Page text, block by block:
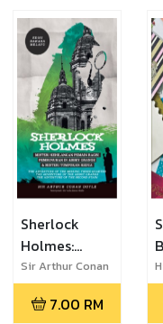
Napoleon,
Tiga Pelajar
yang Disyaki
& Misteri
Kaca Mata
Keema
Sherlock
Holmes:
Misteri
Kehilangan
Pemain
Sir Arthur Conan
Doyle
7.00 RM